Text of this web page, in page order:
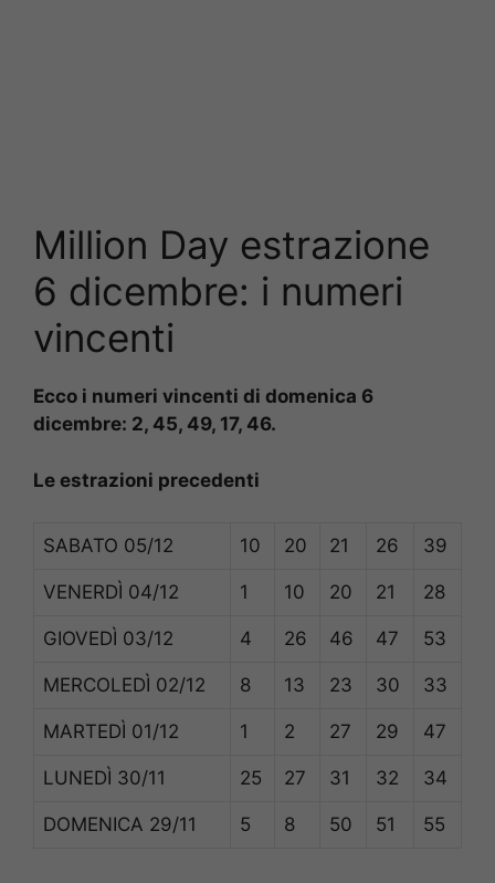
Million Day estrazione
6 dicembre: i numeri
vincenti
Ecco i numeri vincenti di domenica 6
dicembre: 2, 45, 49, 17, 46.
Le estrazioni precedenti
SABATO 05/12 10 20 21 26 39
VENERDÌ 04/12 1 10 20 21 28
GIOVEDÌ 03/12 4 26 46 47 53
MERCOLEDÌ 02/12 8 13 23 30 33
MARTEDÌ 01/12 1 2 27 29 47
LUNEDÌ 30/11 25 27 31 32 34
DOMENICA 29/11 5 8 50 51 55